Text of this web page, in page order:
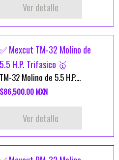
Ver detalle
✅ Mexcut TM-32 Molino de
5.5 H.P. Trifasico 🥇
TM-32 Molino de 5.5 H.P....
$86,500.00 MXN
Ver detalle